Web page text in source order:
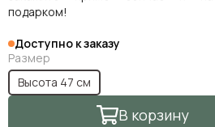
подарком!
Доступно к заказу
Размер
Высота 47 см
В корзину